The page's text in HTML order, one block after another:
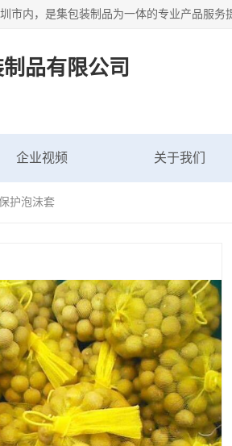
品有限公司
企业视频 关于我们
护泡沫套